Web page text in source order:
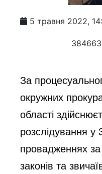
5 травня 2022,
За
окружних
області
розслідування у
провадженнях
законів та